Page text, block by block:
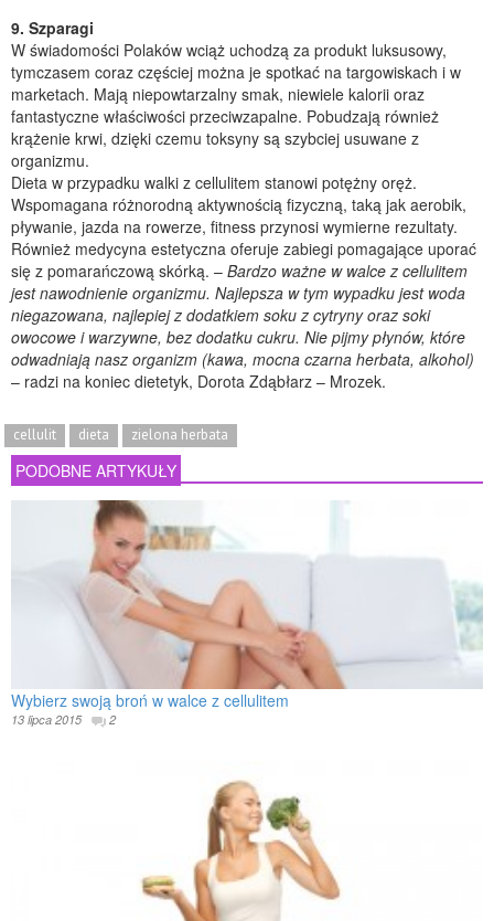
9. Szparagi
W świadomości Polaków wciąż uchodzą za produkt luksusowy,
tymczasem coraz częściej można je spotkać na targowiskach i w
marketach. Mają niepowtarzalny smak, niewiele kalorii oraz
fantastyczne właściwości przeciwzapalne. Pobudzają również
krążenie krwi, dzięki czemu toksyny są szybciej usuwane z
organizmu.
Dieta w przypadku walki z cellulitem stanowi potężny oręż.
Wspomagana różnorodną aktywnością fizyczną, taką jak aerobik,
pływanie, jazda na rowerze, fitness przynosi wymierne rezultaty.
Również medycyna estetyczna oferuje zabiegi pomagające uporać
się z pomarańczową skórką. – Bardzo ważne w walce z cellulitem
jest nawodnienie organizmu. Najlepsza w tym wypadku jest woda
niegazowana, najlepiej z dodatkiem soku z cytryny oraz soki
owocowe i warzywne, bez dodatku cukru. Nie pijmy płynów, które
odwadniają nasz organizm (kawa, mocna czarna herbata, alkohol)
– radzi na koniec dietetyk, Dorota Zdąbłarz – Mrozek.
cellulit dieta zielona herbata
PODOBNE ARTYKUŁY
Wybierz swoją broń w walce z cellulitem
13 lipca 2015 2